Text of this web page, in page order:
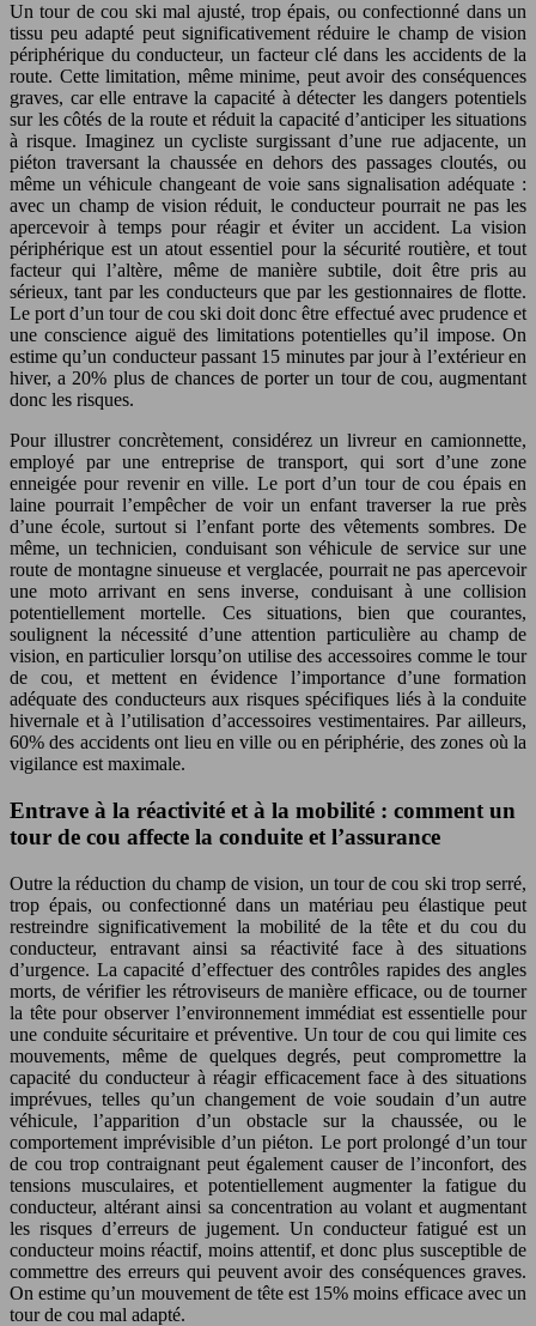
Un tour de cou ski mal ajusté, trop épais, ou confectionné dans un
tissu peu adapté peut significativement réduire le champ de vision
périphérique du conducteur, un facteur clé dans les accidents de la
route. Cette limitation, même minime, peut avoir des conséquences
graves, car elle entrave la capacité à détecter les dangers potentiels
sur les côtés de la route et réduit la capacité d’anticiper les situations
à risque. Imaginez un cycliste surgissant d’une rue adjacente, un
piéton traversant la chaussée en dehors des passages cloutés, ou
même un véhicule changeant de voie sans signalisation adéquate :
avec un champ de vision réduit, le conducteur pourrait ne pas les
apercevoir à temps pour réagir et éviter un accident. La vision
périphérique est un atout essentiel pour la sécurité routière, et tout
facteur qui l’altère, même de manière subtile, doit être pris au
sérieux, tant par les conducteurs que par les gestionnaires de flotte.
Le port d’un tour de cou ski doit donc être effectué avec prudence et
une conscience aiguë des limitations potentielles qu’il impose. On
estime qu’un conducteur passant 15 minutes par jour à l’extérieur en
hiver, a 20% plus de chances de porter un tour de cou, augmentant
donc les risques.
Pour illustrer concrètement, considérez un livreur en camionnette,
employé par une entreprise de transport, qui sort d’une zone
enneigée pour revenir en ville. Le port d’un tour de cou épais en
laine pourrait l’empêcher de voir un enfant traverser la rue près
d’une école, surtout si l’enfant porte des vêtements sombres. De
même, un technicien, conduisant son véhicule de service sur une
route de montagne sinueuse et verglacée, pourrait ne pas apercevoir
une moto arrivant en sens inverse, conduisant à une collision
potentiellement mortelle. Ces situations, bien que courantes,
soulignent la nécessité d’une attention particulière au champ de
vision, en particulier lorsqu’on utilise des accessoires comme le tour
de cou, et mettent en évidence l’importance d’une formation
adéquate des conducteurs aux risques spécifiques liés à la conduite
hivernale et à l’utilisation d’accessoires vestimentaires. Par ailleurs,
60% des accidents ont lieu en ville ou en périphérie, des zones où la
vigilance est maximale.
Entrave à la réactivité et à la mobilité : comment un
tour de cou affecte la conduite et l’assurance
Outre la réduction du champ de vision, un tour de cou ski trop serré,
trop épais, ou confectionné dans un matériau peu élastique peut
restreindre significativement la mobilité de la tête et du cou du
conducteur, entravant ainsi sa réactivité face à des situations
d’urgence. La capacité d’effectuer des contrôles rapides des angles
morts, de vérifier les rétroviseurs de manière efficace, ou de tourner
la tête pour observer l’environnement immédiat est essentielle pour
une conduite sécuritaire et préventive. Un tour de cou qui limite ces
mouvements, même de quelques degrés, peut compromettre la
capacité du conducteur à réagir efficacement face à des situations
imprévues, telles qu’un changement de voie soudain d’un autre
véhicule, l’apparition d’un obstacle sur la chaussée, ou le
comportement imprévisible d’un piéton. Le port prolongé d’un tour
de cou trop contraignant peut également causer de l’inconfort, des
tensions musculaires, et potentiellement augmenter la fatigue du
conducteur, altérant ainsi sa concentration au volant et augmentant
les risques d’erreurs de jugement. Un conducteur fatigué est un
conducteur moins réactif, moins attentif, et donc plus susceptible de
commettre des erreurs qui peuvent avoir des conséquences graves.
On estime qu’un mouvement de tête est 15% moins efficace avec un
tour de cou mal adapté.